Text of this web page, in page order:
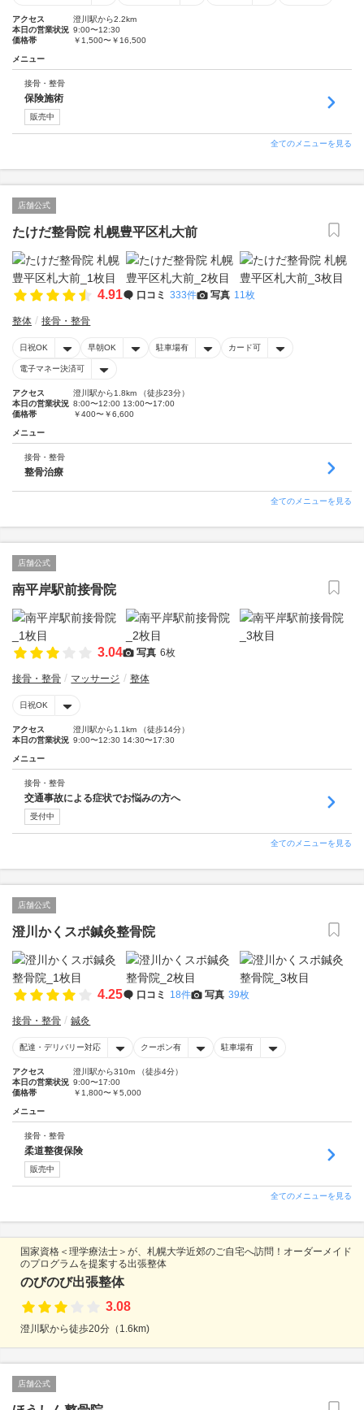
アクセス
澄川駅から2.2km
本日の営業状況 9:00〜12:30
価格帯
￥1,500〜￥16,500
メニュー
接骨・整骨
保険施術
販売中
全てのメニューを見る
店舗公式
たけだ整骨院 札幌豊平区札大前
4.91 口コミ 333件 写真 11枚
整体 接骨・整骨
日祝OK 早朝OK 駐車場有 カード可
電子マネー決済可
アクセス
澄川駅から1.8km （徒歩23分）
本日の営業状況 8:00〜12:00 13:00〜17:00
価格帯
￥400〜￥6,600
メニュー
接骨・整骨
整骨治療
全てのメニューを見る
店舗公式
南平岸駅前接骨院
3.04 写真 6枚
接骨・整骨 マッサージ 整体
日祝OK
アクセス
澄川駅から1.1km （徒歩14分）
本日の営業状況 9:00〜12:30 14:30〜17:30
メニュー
接骨・整骨
交通事故による症状でお悩みの方へ
受付中
全てのメニューを見る
店舗公式
澄川かくスポ鍼灸整骨院
4.25 口コミ 18件 写真 39枚
接骨・整骨 鍼灸
配達・デリバリー対応 クーポン有 駐車場有
アクセス
澄川駅から310m （徒歩4分）
本日の営業状況 9:00〜17:00
価格帯
￥1,800〜￥5,000
メニュー
接骨・整骨
柔道整復保険
販売中
全てのメニューを見る
国家資格＜理学療法士＞が、札幌大学近郊のご自宅へ訪問！オーダーメイド
のプログラムを提案する出張整体
のびのび出張整体
3.08
澄川駅から徒歩20分（1.6km)
店舗公式